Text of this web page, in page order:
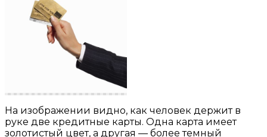
На изображении видно, как человек держит в
руке две кредитные карты. Одна карта имеет
золотистый цвет, а другая — более темный